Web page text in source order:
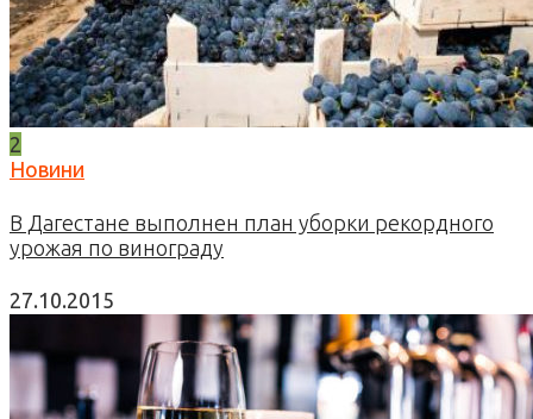
2
Новини
В Дагестане выполнен план уборки рекордного
урожая по винограду
27.10.2015